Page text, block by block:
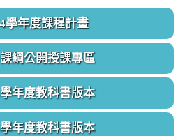
學年度課程計畫
綱公開授課專區
年度教科書版本
年度教科書版本